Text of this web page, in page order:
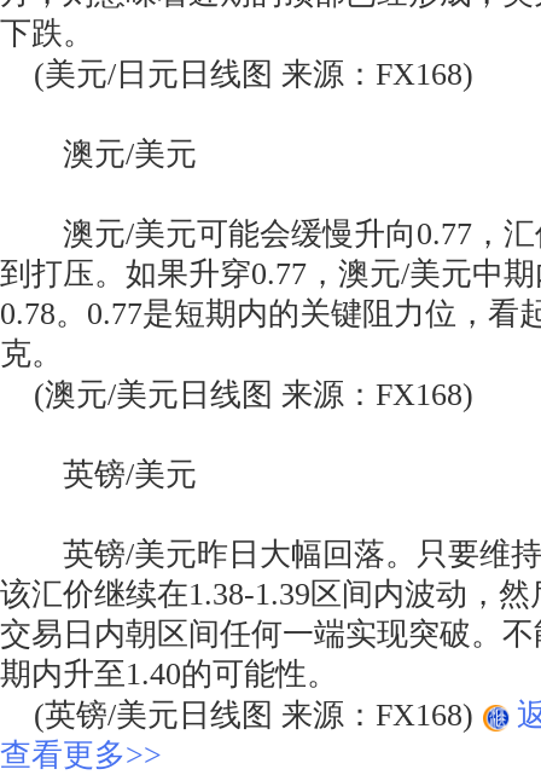
下跌。
(美元/日元日线图 来源：FX168)
澳元/美元
澳元/美元可能会缓慢升向0.77，汇
到打压。如果升穿0.77，澳元/美元中
0.78。0.77是短期内的关键阻力位，看
克。
(澳元/美元日线图 来源：FX168)
英镑/美元
英镑/美元昨日大幅回落。只要维持
该汇价继续在1.38-1.39区间内波动，
交易日内朝区间任何一端实现突破。
期内升至1.40的可能性。
(英镑/美元日线图 来源：FX168)
查看更多>>